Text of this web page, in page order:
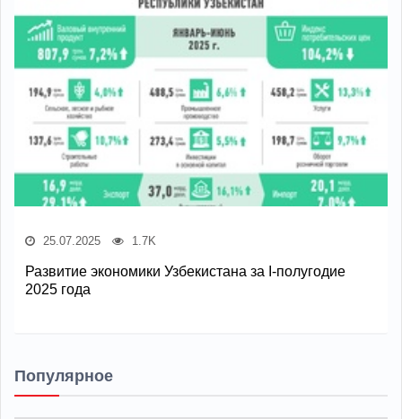
25.07.2025 1.7K
Развитие экономики Узбекистана за I-полугодие
2025 года
Популярное